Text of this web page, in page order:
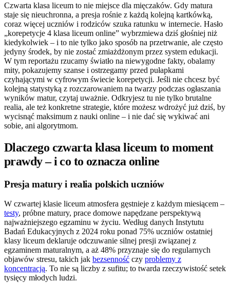
Czwarta klasa liceum to nie miejsce dla mięczaków. Gdy matura
staje się nieuchronna, a presja rośnie z każdą kolejną kartkówką,
coraz więcej uczniów i rodziców szuka ratunku w internecie. Hasło
„korepetycje 4 klasa liceum online” wybrzmiewa dziś głośniej niż
kiedykolwiek – i to nie tylko jako sposób na przetrwanie, ale często
jedyny środek, by nie zostać zmiażdżonym przez system edukacji.
W tym reportażu rzucamy światło na niewygodne fakty, obalamy
mity, pokazujemy szanse i ostrzegamy przed pułapkami
czyhającymi w cyfrowym świecie korepetycji. Jeśli nie chcesz być
kolejną statystyką z rozczarowaniem na twarzy podczas ogłaszania
wyników matur, czytaj uważnie. Odkryjesz tu nie tylko brutalne
realia, ale też konkretne strategie, które możesz wdrożyć już dziś, by
wycisnąć maksimum z nauki online – i nie dać się wykiwać ani
sobie, ani algorytmom.
Dlaczego czwarta klasa liceum to moment
prawdy – i co to oznacza online
Presja matury i realia polskich uczniów
W czwartej klasie liceum atmosfera gęstnieje z każdym miesiącem –
testy, próbne matury, prace domowe napędzane perspektywą
najważniejszego egzaminu w życiu. Według danych Instytutu
Badań Edukacyjnych z 2024 roku ponad 75% uczniów ostatniej
klasy liceum deklaruje odczuwanie silnej presji związanej z
egzaminem maturalnym, a aż 48% przyznaje się do regularnych
objawów stresu, takich jak bezsenność czy problemy z
koncentracją. To nie są liczby z sufitu; to twarda rzeczywistość setek
tysięcy młodych ludzi.